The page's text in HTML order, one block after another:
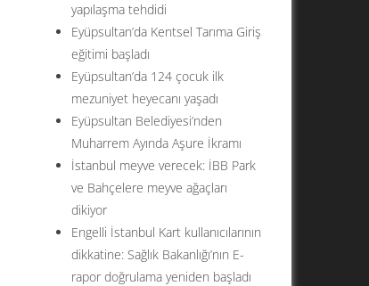
yapılaşma tehdidi
Eyüpsultan’da Kentsel Tarıma Giriş
eğitimi başladı
Eyüpsultan’da 124 çocuk ilk
mezuniyet heyecanı yaşadı
Eyüpsultan Belediyesi’nden
Muharrem Ayında Aşure İkramı
İstanbul meyve verecek: İBB Park
ve Bahçelere meyve ağaçları
dikiyor
Engelli İstanbul Kart kullanıcılarının
dikkatine: Sağlık Bakanlığı’nın E-
rapor doğrulama yeniden başladı